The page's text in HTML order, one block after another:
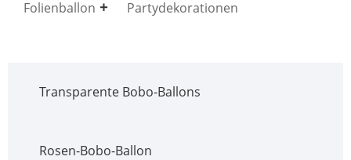
Folienballon Partydekorationen
Transparente Bobo-Ballons
Rosen-Bobo-Ballon